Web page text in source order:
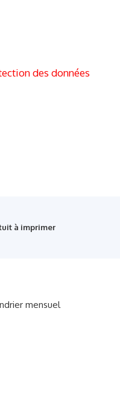
des données
à imprimer
mensuel